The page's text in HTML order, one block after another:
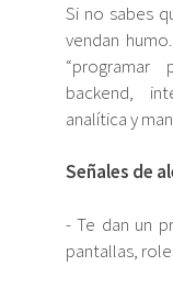
Si no sabes
vendan
“programar
backend,
analítica y
Señales de
- Te dan un
pantallas,